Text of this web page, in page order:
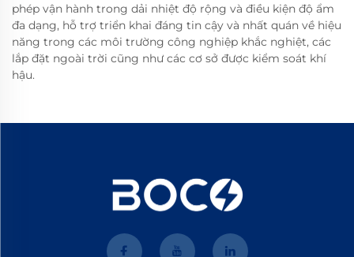
phép vận hành trong dải nhiệt độ rộng và điều kiện độ ẩm
đa dạng, hỗ trợ triển khai đáng tin cậy và nhất quán về hiệu
năng trong các môi trường công nghiệp khắc nghiệt, các
lắp đặt ngoài trời cũng như các cơ sở được kiểm soát khí
hậu.